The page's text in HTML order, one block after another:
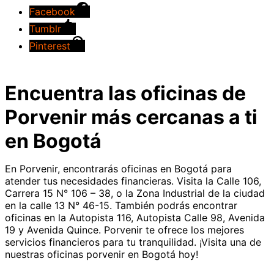
Facebook
Tumblr
Pinterest
Encuentra las oficinas de
Porvenir más cercanas a ti
en Bogotá
En Porvenir, encontrarás oficinas en Bogotá para
atender tus necesidades financieras. Visita la Calle 106,
Carrera 15 N° 106 – 38, o la Zona Industrial de la ciudad
en la calle 13 N° 46-15. También podrás encontrar
oficinas en la Autopista 116, Autopista Calle 98, Avenida
19 y Avenida Quince. Porvenir te ofrece los mejores
servicios financieros para tu tranquilidad. ¡Visita una de
nuestras oficinas porvenir en Bogotá hoy!